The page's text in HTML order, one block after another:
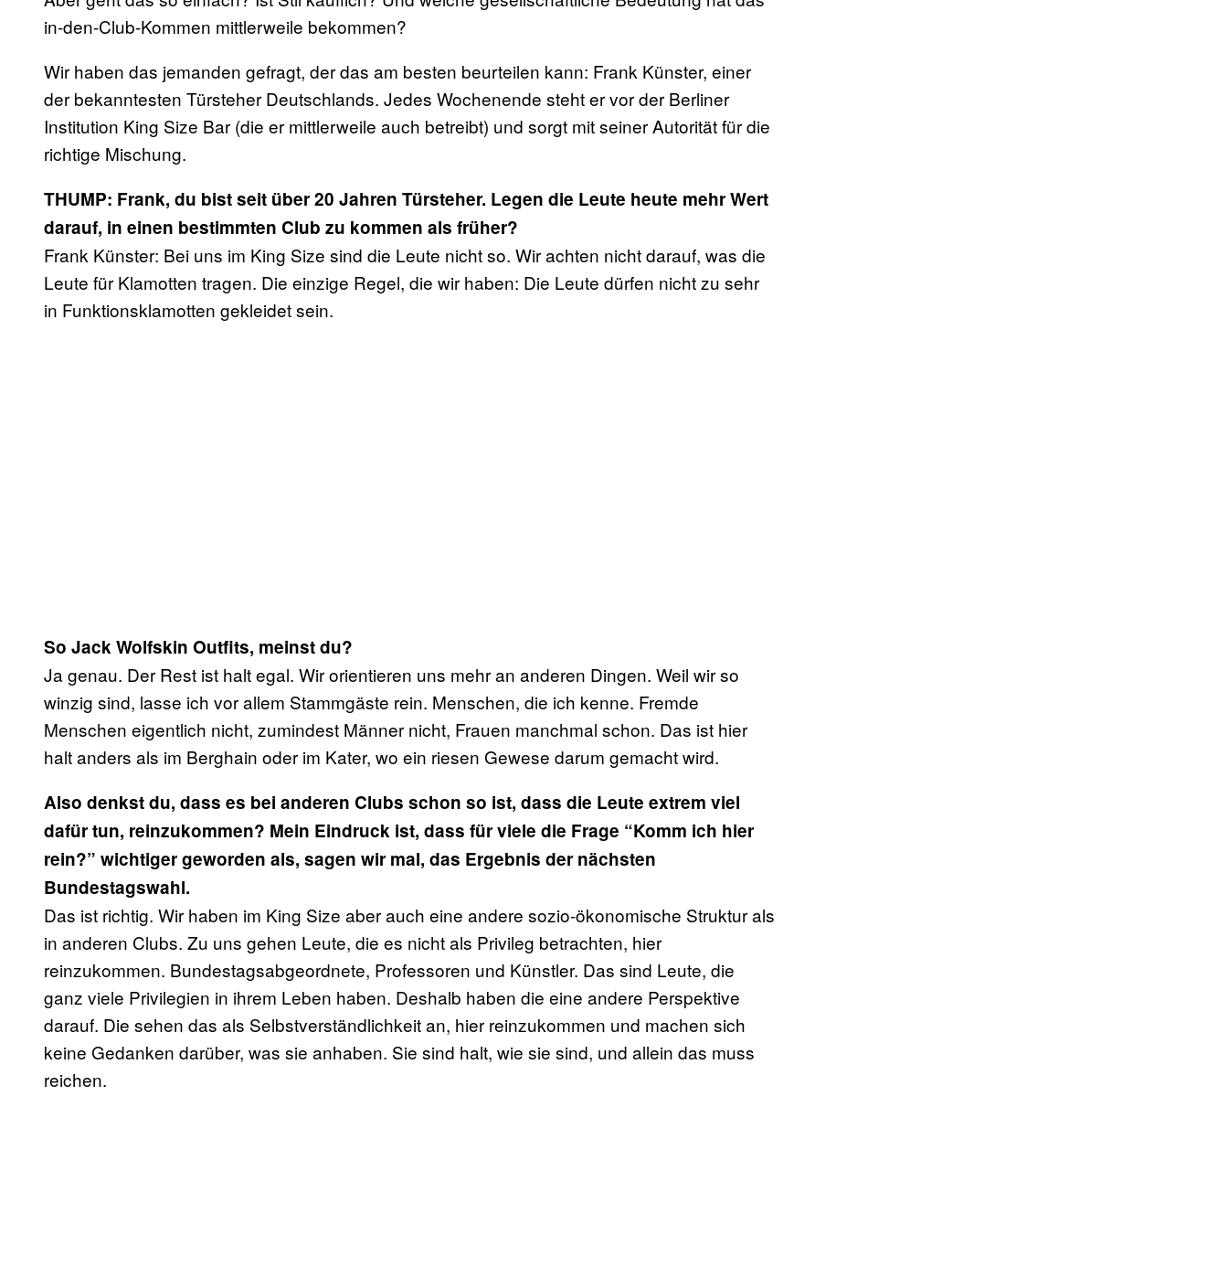
in-den-Club-Kommen mittlerweile bekommen?
Wir haben das jemanden gefragt, der das am besten beurteilen kann: Frank Künster, einer
der bekanntesten Türsteher Deutschlands. Jedes Wochenende steht er vor der Berliner
Institution King Size Bar (die er mittlerweile auch betreibt) und sorgt mit seiner Autorität für die
richtige Mischung.
THUMP: Frank, du bist seit über 20 Jahren Türsteher. Legen die Leute heute mehr Wert
darauf, in einen bestimmten Club zu kommen als früher?
Frank Künster: Bei uns im King Size sind die Leute nicht so. Wir achten nicht darauf, was die
Leute für Klamotten tragen. Die einzige Regel, die wir haben: Die Leute dürfen nicht zu sehr
in Funktionsklamotten gekleidet sein.
So Jack Wolfskin Outfits, meinst du?
Ja genau. Der Rest ist halt egal. Wir orientieren uns mehr an anderen Dingen. Weil wir so
winzig sind, lasse ich vor allem Stammgäste rein. Menschen, die ich kenne. Fremde
Menschen eigentlich nicht, zumindest Männer nicht, Frauen manchmal schon. Das ist hier
halt anders als im Berghain oder im Kater, wo ein riesen Gewese darum gemacht wird.
Also denkst du, dass es bei anderen Clubs schon so ist, dass die Leute extrem viel
dafür tun, reinzukommen? Mein Eindruck ist, dass für viele die Frage “Komm ich hier
rein?” wichtiger geworden als, sagen wir mal, das Ergebnis der nächsten
Bundestagswahl.
Das ist richtig. Wir haben im King Size aber auch eine andere sozio-ökonomische Struktur als
in anderen Clubs. Zu uns gehen Leute, die es nicht als Privileg betrachten, hier
reinzukommen. Bundestagsabgeordnete, Professoren und Künstler. Das sind Leute, die
ganz viele Privilegien in ihrem Leben haben. Deshalb haben die eine andere Perspektive
darauf. Die sehen das als Selbstverständlichkeit an, hier reinzukommen und machen sich
keine Gedanken darüber, was sie anhaben. Sie sind halt, wie sie sind, und allein das muss
reichen.